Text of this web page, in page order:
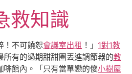
救知識
！不可饒恕會議室出租 ！」 1對1教
所有的過期甜甜圈丟進調節器的教
啡館內。「只有當單戀的傻小樹屋